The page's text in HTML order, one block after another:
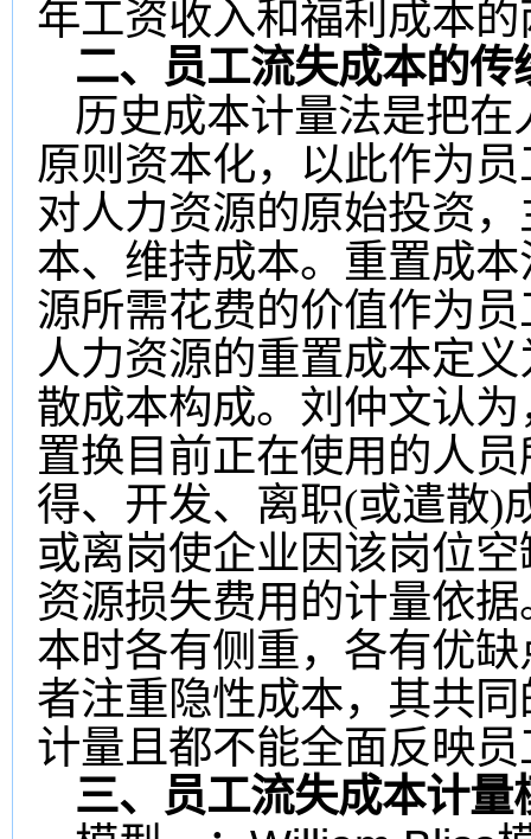
年工资收入和福利成本
二、员工流失成本的传
历史成本计量法是把
原则资本化，以此作为
对人力资源的原始投资
本、维持成本。重置成
源所需花费的价值作为
人力资源的重置成本定
散成本构成。刘仲文认
置换目前正在使用的人
得、开发、离职(或遣散)
或离岗使企业因该岗位
资源损失费用的计量依
本时各有侧重，各有优
者注重隐性成本，其共
计量且都不能全面反映
三、员工流失成本计量